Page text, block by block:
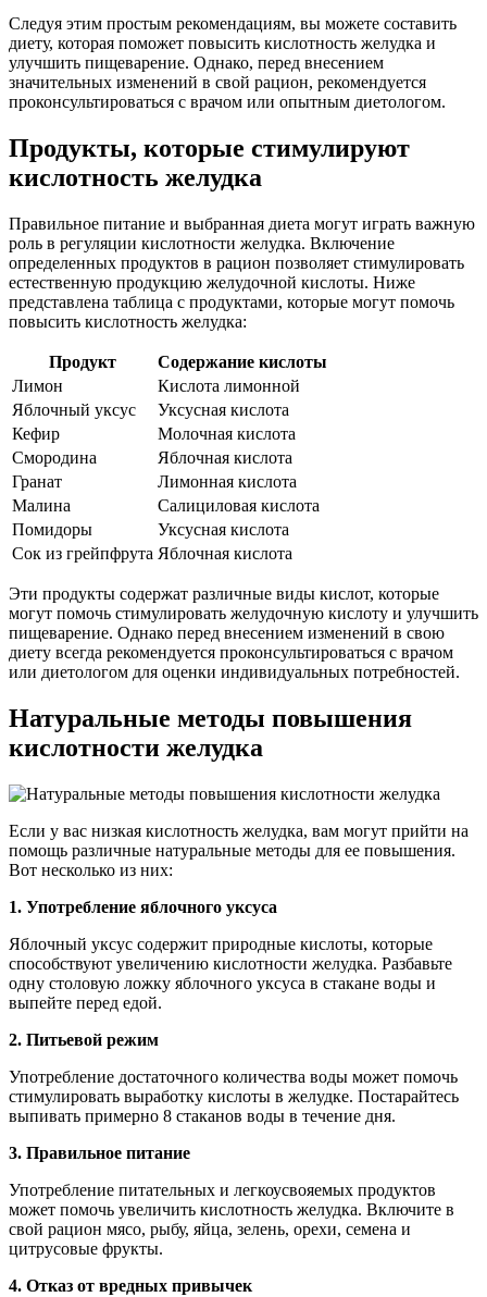
Следуя этим простым рекомендациям, вы можете составить
диету, которая поможет повысить кислотность желудка и
улучшить пищеварение. Однако, перед внесением
значительных изменений в свой рацион, рекомендуется
проконсультироваться с врачом или опытным диетологом.
Продукты, которые стимулируют
кислотность желудка
Правильное питание и выбранная диета могут играть важную
роль в регуляции кислотности желудка. Включение
определенных продуктов в рацион позволяет стимулировать
естественную продукцию желудочной кислоты. Ниже
представлена таблица с продуктами, которые могут помочь
повысить кислотность желудка:
Продукт
Содержание кислоты
Лимон
Кислота лимонной
Яблочный уксус
Уксусная кислота
Кефир
Молочная кислота
Смородина
Яблочная кислота
Гранат
Лимонная кислота
Малина
Салициловая кислота
Помидоры
Уксусная кислота
Сок из грейпфрута Яблочная кислота
Эти продукты содержат различные виды кислот, которые
могут помочь стимулировать желудочную кислоту и улучшить
пищеварение. Однако перед внесением изменений в свою
диету всегда рекомендуется проконсультироваться с врачом
или диетологом для оценки индивидуальных потребностей.
Натуральные методы повышения
кислотности желудка
Если у вас низкая кислотность желудка, вам могут прийти на
помощь различные натуральные методы для ее повышения.
Вот несколько из них:
1. Употребление яблочного уксуса
Яблочный уксус содержит природные кислоты, которые
способствуют увеличению кислотности желудка. Разбавьте
одну столовую ложку яблочного уксуса в стакане воды и
выпейте перед едой.
2. Питьевой режим
Употребление достаточного количества воды может помочь
стимулировать выработку кислоты в желудке. Постарайтесь
выпивать примерно 8 стаканов воды в течение дня.
3. Правильное питание
Употребление питательных и легкоусвояемых продуктов
может помочь увеличить кислотность желудка. Включите в
свой рацион мясо, рыбу, яйца, зелень, орехи, семена и
цитрусовые фрукты.
4. Отказ от вредных привычек